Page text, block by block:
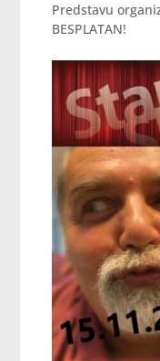
Predstavu
BESPLATAN!